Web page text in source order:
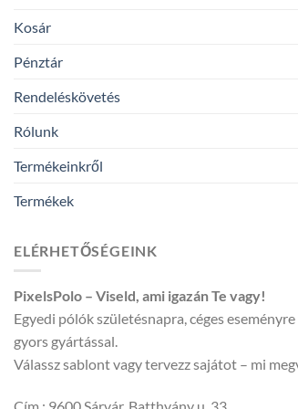
Kosár
Pénztár
Rendeléskövetés
Rólunk
Termékeinkről
Termékek
ELÉRHETŐSÉGEINK
PixelsPolo – Viseld, ami igazán Te vagy!
Egyedi pólók születésnapra, céges
gyors gyártással.
Válassz sablont vagy tervezz sajátot – mi